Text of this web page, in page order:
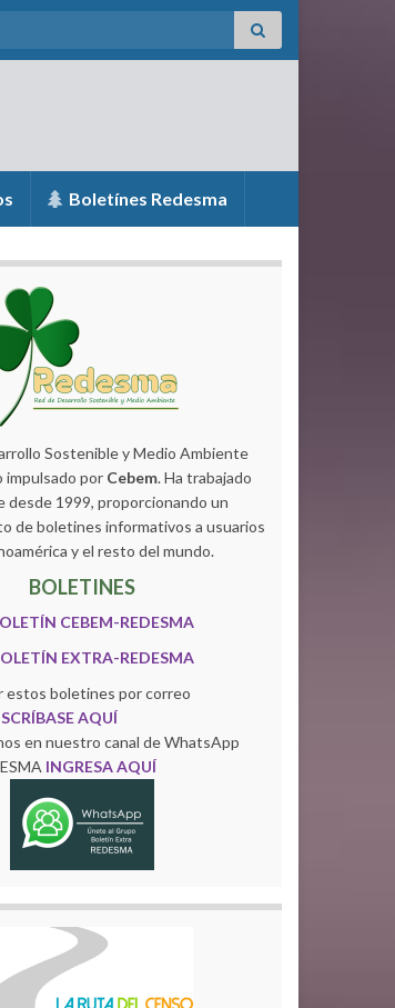
Boletínes Redesma
Sostenible y Medio Ambiente
impulsado por Cebem. Ha trabajado
desde 1999, proporcionando un
de boletines informativos a usuarios
y el resto del mundo.
BOLETINES
CEBEM-REDESMA
EXTRA-REDESMA
estos boletines por correo
AQUÍ
en nuestro canal de WhatsApp
INGRESA AQUÍ